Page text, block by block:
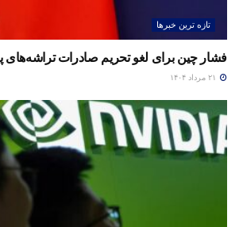
تازه ترین خبرها
فشار چین برای لغو تحریم صادرات تراشه‌های